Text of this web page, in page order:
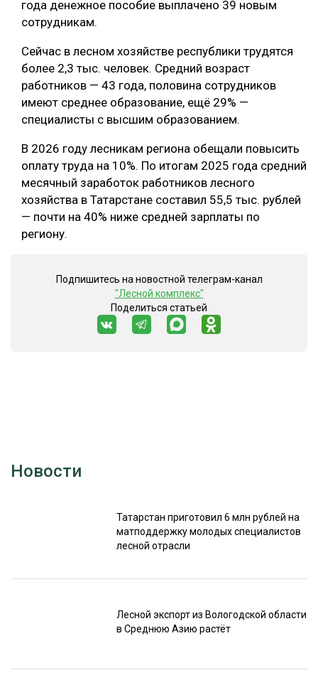
года денежное пособие выплачено 39 новым
сотрудникам.
Сейчас в лесном хозяйстве республики трудятся
более 2,3 тыс. человек. Средний возраст
работников — 43 года, половина сотрудников
имеют среднее образование, ещё 29% —
специалисты с высшим образованием.
В 2026 году лесникам региона обещали повысить
оплату труда на 10%. По итогам 2025 года средний
месячный заработок работников лесного
хозяйства в Татарстане составил 55,5 тыс. рублей
— почти на 40% ниже средней зарплаты по
региону.
Подпишитесь на новостной телеграм-канал
"Лесной комплекс"
Поделиться статьей
Новости
Татарстан приготовил 6 млн рублей на
матподдержку молодых специалистов
лесной отрасли
Лесной экспорт из Вологодской области
в Среднюю Азию растёт